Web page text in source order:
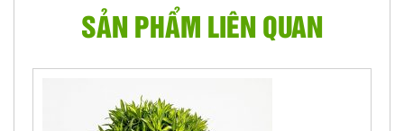
SẢN PHẨM LIÊN QUAN